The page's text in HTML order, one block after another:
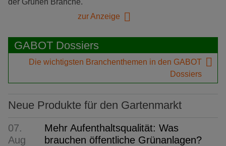
zur Anzeige
GABOT Dossiers
Die wichtigsten Branchenthemen in den GABOT
Dossiers
Neue Produkte für den Gartenmarkt
07.
Aug
Mehr Aufenthaltsqualität: Was
brauchen öffentliche Grünanlagen?